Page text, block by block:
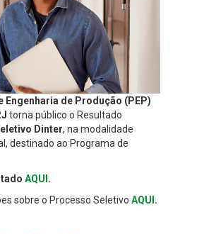
Engenharia de Produção (PEP)
torna público o Resultado
Dinter, na modalidade
destinado ao Programa de
AQUI .
sobre o Processo Seletivo AQUI .